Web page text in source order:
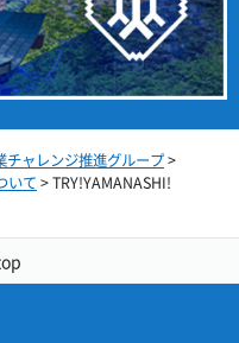
チャレンジ推進グループ>
いて > TRY!YAMANASHI!